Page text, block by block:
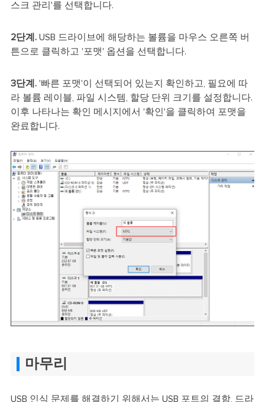
스크 관리'를 선택합니다.
2단계.USB 드라이브에 해당하는 볼륨을 마우스 오른쪽 버
튼으로 클릭하고 '포맷' 옵션을 선택합니다.
3단계.'빠른 포맷'이 선택되어 있는지 확인하고, 필요에 따
라 볼륨 레이블, 파일 시스템, 할당 단위 크기를 설정합니다.
이후 나타나는 확인 메시지에서 '확인'을 클릭하여 포맷을
완료합니다.
마무리
USB 인식 문제를 해결하기 위해서는 USB 포트의 결함, 드라